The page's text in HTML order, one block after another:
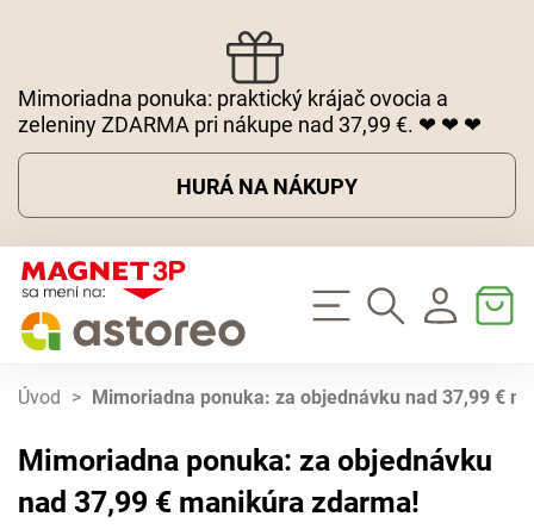
Mimoriadna ponuka: praktický krájač ovocia a
zeleniny ZDARMA pri nákupe nad 37,99 €. ❤ ❤ ❤
HURÁ NA NÁKUPY
Úvod > Mimoriadna ponuka: za objednávku nad 37,99 €
Mimoriadna ponuka: za objednávku
nad 37,99 € manikúra zdarma!